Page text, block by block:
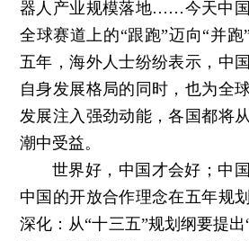
器人产业规模落地……今天中
全球赛道上的“跟跑”迈向“并跑
五年，海外人士纷纷表示，中
自身发展格局的同时，也为全
发展注入强劲动能，各国都将
潮中受益。
世界好，中国才会好；中
中国的开放合作理念在五年规
深化：从“十三五”规划纲要提